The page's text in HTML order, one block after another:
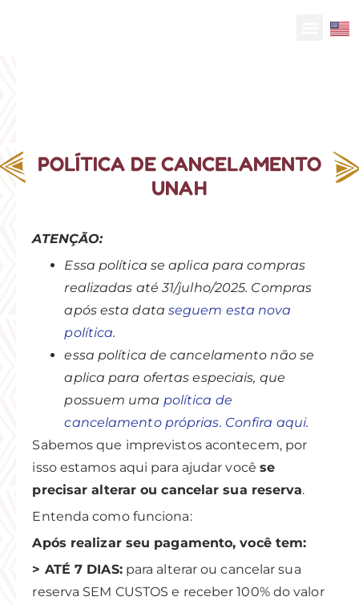
POLÍTICA DE CANCELAMENTO
UNAH
ATENÇÃO:
Essa política se aplica para compras
realizadas até 31/julho/2025. Compras
após esta data seguem esta nova
política.
essa política de cancelamento não se
aplica para ofertas especiais, que
possuem uma política de
cancelamento próprias. Confira aqui.
Sabemos que imprevistos acontecem, por
isso estamos aqui para ajudar você se
precisar alterar ou cancelar sua reserva.
Entenda como funciona:
Após realizar seu pagamento, você tem:
> ATÉ 7 DIAS:para alterar ou cancelar sua
reserva SEM CUSTOS e receber 100% do valor